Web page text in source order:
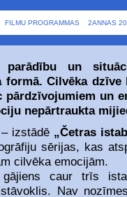
FILMU PROGRAMMAS 2ANNAS
un
formā. Cilvēka
pārdzīvojumiem un
nepārtraukta
izstādē „Četras
sērijas, kas
cilvēka emocijām.
caur trīs
Nav